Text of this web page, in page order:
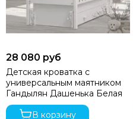
28 080 руб
Детская кроватка с
универсальным маятником
Гандылян Дашенька Белая
В корзину